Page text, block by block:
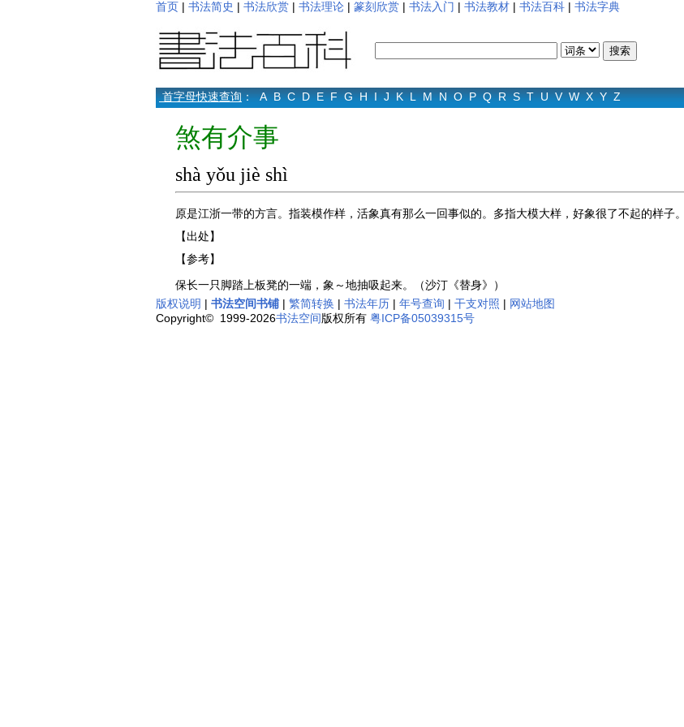
首页 | 书法简史 | 书法欣赏 | 书法理论 | 篆刻欣赏 | 书法入门 | 书法教材 | 书法百科 | 书法字典
首字母快速查询： A B C D E F G H I J K L M N O P Q R S T U V W X Y Z
煞有介事
shà yǒu jiè shì
原是江浙一带的方言。指装模作样，活象真有那么一回事似的。多指大模大样，好象很了不起的样子。
【出处】
【参考】
保长一只脚踏上板凳的一端，象～地抽吸起来。（沙汀《替身》）
版权说明 | 书法空间书铺 | 繁简转换 | 书法年历 | 年号查询 | 干支对照 | 网站地图
Copyright© 1999-2026书法空间版权所有 粤ICP备05039315号